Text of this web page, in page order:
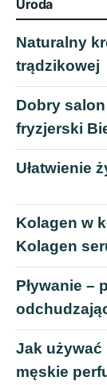
Uroda
Naturalny
trądzikowej
Dobry
fryzjerski
Ułatwienie
Kolagen w
Kolagen
Pływanie –
Jak używać
męskie